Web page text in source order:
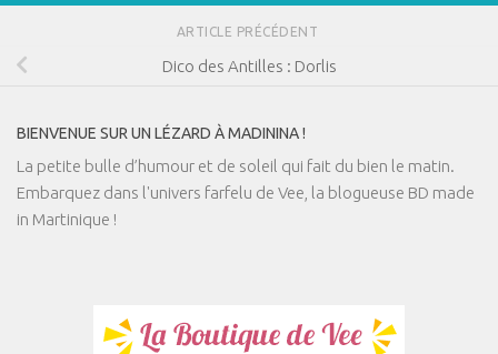
ARTICLE PRÉCÉDENT
Dico des Antilles : Dorlis
BIENVENUE SUR UN LÉZARD À MADININA !
La petite bulle d’humour et de soleil qui fait du bien le matin.
Embarquez dans l'univers farfelu de Vee, la blogueuse BD made
in Martinique !